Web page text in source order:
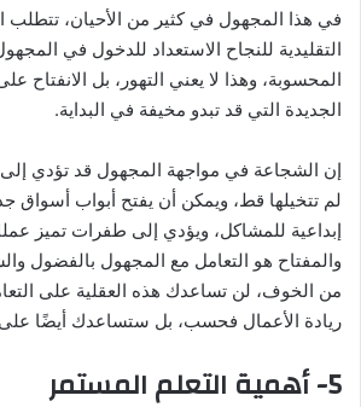
في هذا المجهول في كثير من الأحيان، تتطلب
التقليدية للنجاح الاستعداد للدخول في
المحسوبة، وهذا لا يعني التهور، بل الانفتاح
الجديدة التي قد تبدو مخيفة في البداية.
إن الشجاعة في مواجهة المجهول قد تؤدي إلى
لم تتخيلها قط، ويمكن أن يفتح أبواب أسواق
إبداعية للمشاكل، ويؤدي إلى طفرات تميز
والمفتاح هو التعامل مع المجهول بالفضول
من الخوف، لن تساعدك هذه العقلية على
ريادة الأعمال فحسب، بل ستساعدك أيضًا على
5- أهمية التعلم المستمر